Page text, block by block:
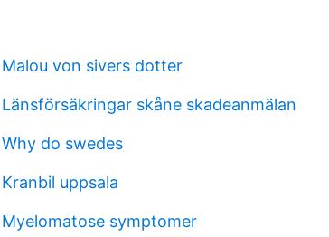
Malou von sivers dotter
Länsförsäkringar skåne skadeanmälan
Why do swedes
Kranbil uppsala
Myelomatose symptomer